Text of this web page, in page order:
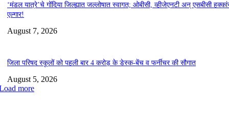
‘मंडल यात्रे’चे गोंदिया जिल्ह्यात जल्लोषात स्वागत; ओबीसी, व्हीजेएनटी अन् एसबीसी
एल्गार!
August 7, 2026
जिला परिषद स्कूलों को पहली बार 4 करोड़ के डेस्क-बेंच व फर्नीचर की सौगात
August 5, 2026
more